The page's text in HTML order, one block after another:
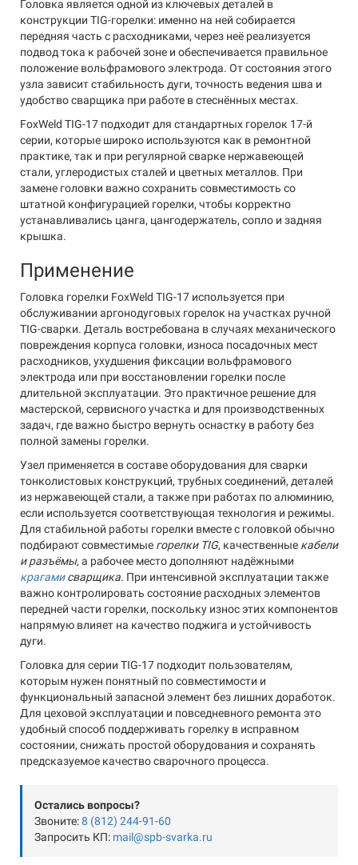
Головка является одной из ключевых деталей в
конструкции TIG-горелки: именно на ней собирается
передняя часть с расходниками, через неё реализуется
подвод тока к рабочей зоне и обеспечивается правильное
положение вольфрамового электрода. От состояния этого
узла зависит стабильность дуги, точность ведения шва и
удобство сварщика при работе в стеснённых местах.
FoxWeld TIG-17 подходит для стандартных горелок 17-й
серии, которые широко используются как в ремонтной
практике, так и при регулярной сварке нержавеющей
стали, углеродистых сталей и цветных металлов. При
замене головки важно сохранить совместимость со
штатной конфигурацией горелки, чтобы корректно
устанавливались цанга, цангодержатель, сопло и задняя
крышка.
Применение
Головка горелки FoxWeld TIG-17 используется при
обслуживании аргонодуговых горелок на участках ручной
TIG-сварки. Деталь востребована в случаях механического
повреждения корпуса головки, износа посадочных мест
расходников, ухудшения фиксации вольфрамового
электрода или при восстановлении горелки после
длительной эксплуатации. Это практичное решение для
мастерской, сервисного участка и для производственных
задач, где важно быстро вернуть оснастку в работу без
полной замены горелки.
Узел применяется в составе оборудования для сварки
тонколистовых конструкций, трубных соединений, деталей
из нержавеющей стали, а также при работах по алюминию,
если используется соответствующая технология и режимы.
Для стабильной работы горелки вместе с головкой обычно
подбирают совместимые горелки TIG, качественные кабели
и разъёмы, а рабочее место дополняют надёжными
крагамисварщика. При интенсивной эксплуатации также
важно контролировать состояние расходных элементов
передней части горелки, поскольку износ этих компонентов
напрямую влияет на качество поджига и устойчивость
дуги.
Головка для серии TIG-17 подходит пользователям,
которым нужен понятный по совместимости и
функциональный запасной элемент без лишних доработок.
Для цеховой эксплуатации и повседневного ремонта это
удобный способ поддерживать горелку в исправном
состоянии, снижать простой оборудования и сохранять
предсказуемое качество сварочного процесса.
Остались вопросы?
Звоните:8 (812) 244-91-60
Запросить КП: mail@spb-svarka.ru